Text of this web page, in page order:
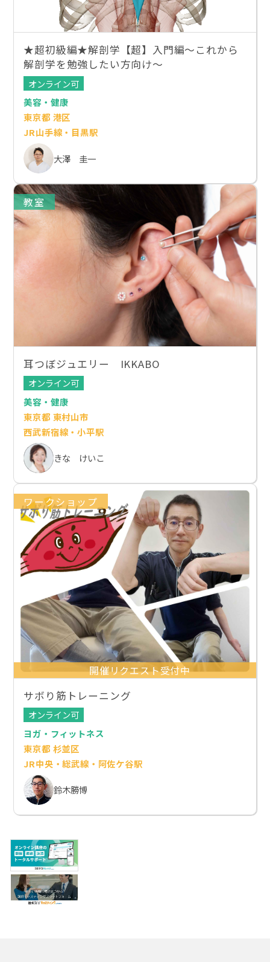
★超初級編★解剖学【超】入門編〜これから
解剖学を勉強したい方向け〜
オンライン可
美容・健康
東京都 港区
JR山手線・目黒駅
大澤 圭一
教室
耳つぼジュエリー IKKABO
オンライン可
美容・健康
東京都 東村山市
西武新宿線・小平駅
きな けいこ
ワークショップ
開催リクエスト受付中
サボり筋トレーニング
オンライン可
ヨガ・フィットネス
東京都 杉並区
JR中央・総武線・阿佐ケ谷駅
鈴木勝博